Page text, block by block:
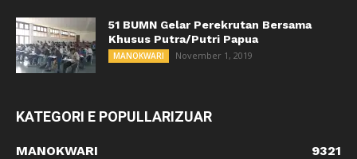
51 BUMN Gelar Perekrutan Bersama
Khusus Putra/Putri Papua
MANOKWARI November 1, 2019
KATEGORI E POPULLARIZUAR
MANOKWARI
9321